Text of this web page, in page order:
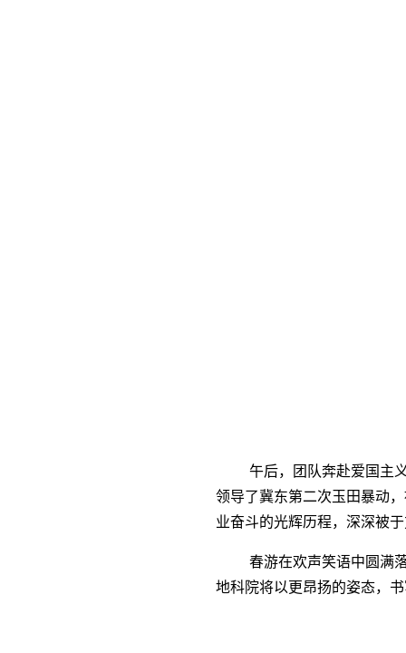
午后，团队奔赴爱国主
领导了冀东第二次玉田暴动
业奋斗的光辉历程，深深被
春游在欢声笑语中圆满
地科院将以更昂扬的姿态，